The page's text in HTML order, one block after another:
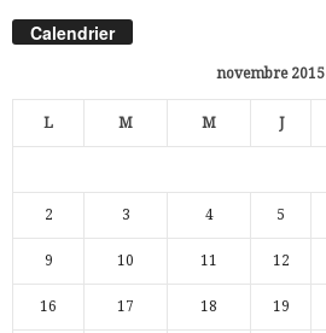
Calendrier
novembre 2015
L M M J
2 3 4 5
9 10 11 12
16 17 18 19